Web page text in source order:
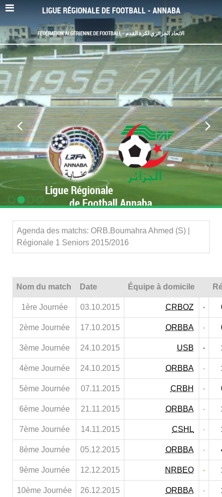
LIGUE RÉGIONALE DE FOOTBALL - ANNABA
FÉDÉRATION ALGÉRIENNE DE FOOTBALL - الاتحاد الجزائري لكرة القدم
Ligue Régionale
de Football Annaba
Agenda des matchs: ORB.Boumahra Ahmed (S) |
Régionale 1 Seniors 2015/2016
Nom du match Date Équipe à domicile
1ère Journée 03.10.2015 CRBOZ
2ème Journée 17.10.2015 ORBBA
3ème Journée 24.10.2015 USB
4ème Journée 24.10.2015 ORBBA
5ème Journée 07.11.2015 CRBH
6ème Journée 21.11.2015 ORBBA
7ème Journée 14.11.2015 CSHL
8ème Journée 05.12.2015 ORBBA
9ème Journée 12.12.2015 NRBEO
10ème Journée 26.12.2015 ORBBA